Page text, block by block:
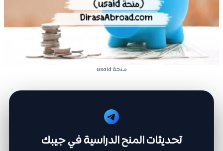
منحة usaid
تحديثات المنح الدراسية في جيبك